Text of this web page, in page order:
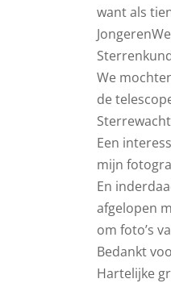
want als
We
de
Een
mijn
En
afgelopen
om foto’s
Bedankt
Hartelijke